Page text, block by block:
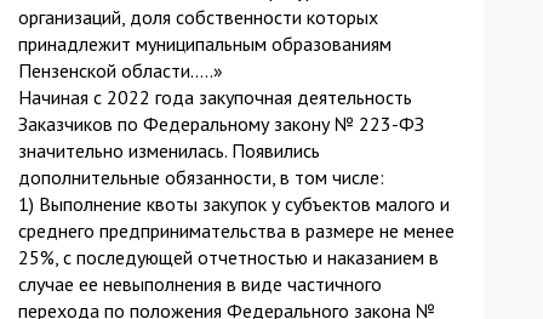
организаций, доля собственности которых
принадлежит муниципальным образованиям
Пензенской области…..»
Начиная с 2022 года закупочная деятельность
Заказчиков по Федеральному закону № 223-ФЗ
значительно изменилась. Появились
дополнительные обязанности, в том числе:
1) Выполнение квоты закупок у субъектов малого и
среднего предпринимательства в размере не менее
25%, с последующей отчетностью и наказанием в
случае ее невыполнения в виде частичного
перехода по положения Федерального закона №